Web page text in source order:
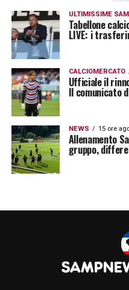
ULTIMISSIME
Tabellone
LIVE: i
CALCIOMERCATO
Ufficiale il
Il comunicato
NEWS 15 ore
Allenamento
gruppo,